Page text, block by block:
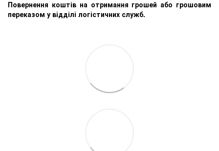
Повернення коштів на отримання грошей або грошовим
переказом у відділі логістичних служб.